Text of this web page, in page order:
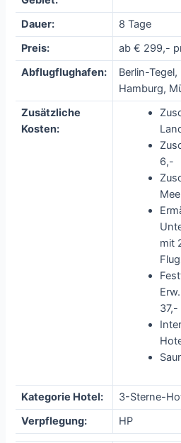
Dauer:
8 Tage
Preis:
ab € 299,-
Abflugflughafen:
Berlin-
Hamburg,
Zusätzliche
Kosten:
6,-
mit
37,-
Kategorie Hotel:
3-Sterne-
Verpflegung:
HP